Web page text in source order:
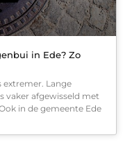
in Ede? Zo
extremer. Lange
vaker afgewisseld met
in de gemeente Ede